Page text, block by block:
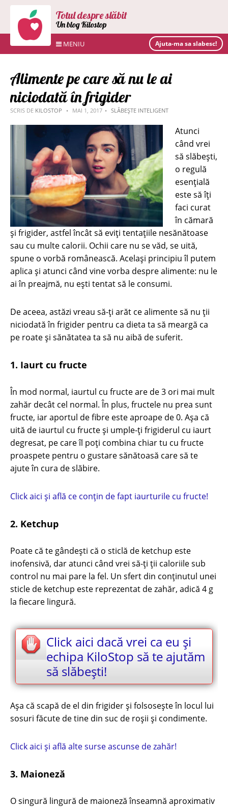
Totul despre slăbit
Un blog Kilostop
MENIU Ajuta-ma sa slabesc!
Alimente pe care să nu le ai
niciodată în frigider
SCRIS DE KILOSTOP MAI 1, 2017 SLĂBEȘTE INTELIGENT
Atunci
când vrei
să slăbești,
o regulă
esențială
este să îți
faci curat
în cămară
și frigider, astfel încât să eviți tentațiile nesănătoase
sau cu multe calorii. Ochii care nu se văd, se uită,
spune o vorbă românească. Același principiu îl putem
aplica și atunci când vine vorba despre alimente: nu le
ai în preajmă, nu ești tentat să le consumi.
De aceea, astăzi vreau să-ți arăt ce alimente să nu ții
niciodată în frigider pentru ca dieta ta să meargă ca
pe roate și sănătatea ta să nu aibă de suferit.
1. Iaurt cu fructe
În mod normal, iaurtul cu fructe are de 3 ori mai mult
zahăr decât cel normal. În plus, fructele nu prea sunt
fructe, iar aportul de fibre este aproape de 0. Așa că
uită de iaurtul cu fructe și umple-ți frigiderul cu iaurt
degresat, pe care îl poți combina chiar tu cu fructe
proaspete pentru o gustare sănătoasă care să te
ajute în cura de slăbire.
Click aici și află ce conțin de fapt iaurturile cu fructe!
2. Ketchup
Poate că te gândești că o sticlă de ketchup este
inofensivă, dar atunci când vrei să-ți ții caloriile sub
control nu mai pare la fel. Un sfert din conținutul unei
sticle de ketchup este reprezentat de zahăr, adică 4 g
la fiecare lingură.
Click aici dacă vrei ca eu și
echipa KiloStop să te ajutăm
să slăbești!
Așa că scapă de el din frigider și folsosește în locul lui
sosuri făcute de tine din suc de roșii și condimente.
Click aici și află alte surse ascunse de zahăr!
3. Maioneză
O singură lingură de maioneză înseamnă aproximativ